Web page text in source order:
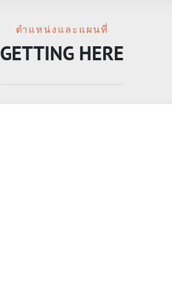
ตำแหน่งและแผนที่
GETTING HERE